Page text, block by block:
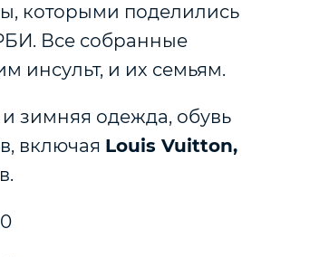
которыми поделились
Все собранные
инсульт, и их семьям.
зимняя одежда, обувь
включая Louis Vuitton,